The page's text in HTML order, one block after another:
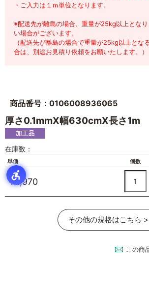
・ご入力は１ｍ単位となります。
※配送先が離島の場合、重量が25kg以上とな
い場合がございます。
（配送先が離島の場合で重量が25kg以上とな
合は、別途お見積り依頼をお願いたします。）
商品番号：0106008936065
厚さ0.1mmX幅630cmX長さ1m
在庫数：
単価 個数
￥1,970
その他の規格はこちら >
この商